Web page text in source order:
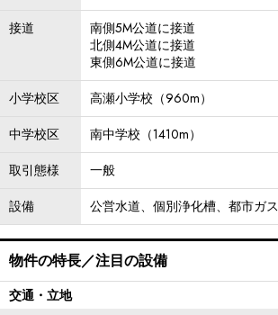
接道
南側5M公道に接道
北側4M公道に接道
東側6M公道に接道
小学校区
高瀬小学校（960m）
中学校区
南中学校（1410m）
取引態様
一般
設備
公営水道、個別浄化槽、都市ガス
物件の特長／注目の設備
交通・立地